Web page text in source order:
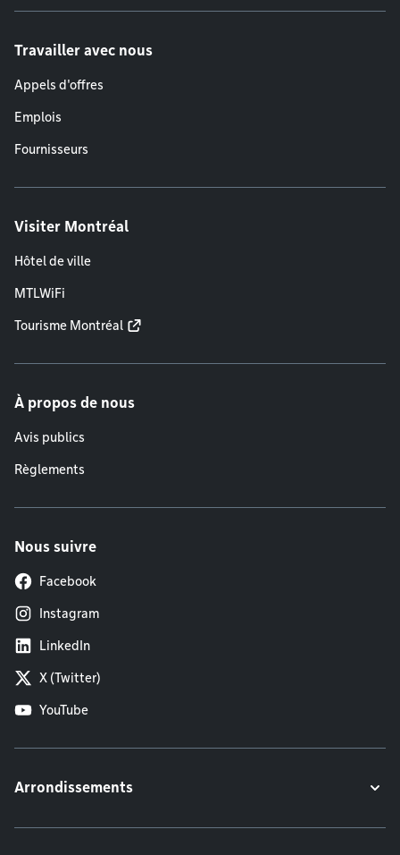
Travailler avec nous
Appels d'offres
Emplois
Fournisseurs
Visiter Montréal
Hôtel de ville
MTLWiFi
Tourisme Montréal
À propos de nous
Avis publics
Règlements
Nous suivre
Facebook
Instagram
LinkedIn
X (Twitter)
YouTube
Arrondissements